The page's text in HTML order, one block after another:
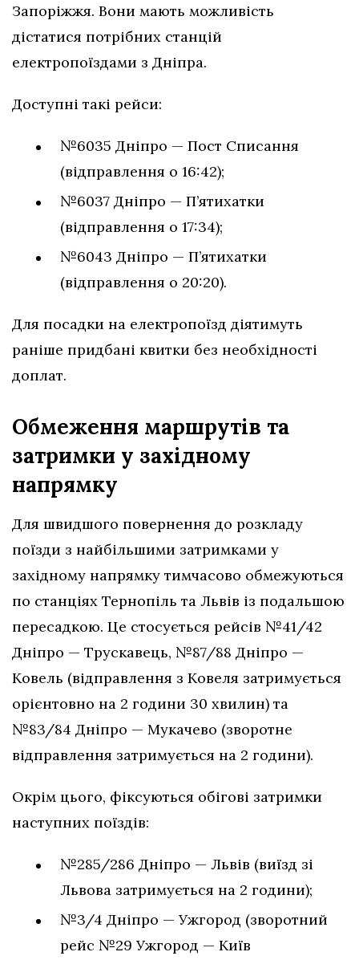
Запоріжжя. Вони мають можливість
дістатися потрібних станцій
електропоїздами з Дніпра.
Доступні такі рейси:
№6035 Дніпро — Пост Списання
(відправлення о 16:42);
№6037 Дніпро — П’ятихатки
(відправлення о 17:34);
№6043 Дніпро — П’ятихатки
(відправлення о 20:20).
Для посадки на електропоїзд діятимуть
раніше придбані квитки без необхідності
доплат.
Обмеження маршрутів та
затримки у західному
напрямку
Для швидшого повернення до розкладу
поїзди з найбільшими затримками у
західному напрямку тимчасово обмежуються
по станціях Тернопіль та Львів із подальшою
пересадкою. Це стосується рейсів №41/42
Дніпро — Трускавець, №87/88 Дніпро —
Ковель (відправлення з Ковеля затримується
орієнтовно на 2 години 30 хвилин) та
№83/84 Дніпро — Мукачево (зворотне
відправлення затримується на 2 години).
Окрім цього, фіксуються обігові затримки
наступних поїздів:
№285/286 Дніпро — Львів (виїзд зі
Львова затримується на 2 години);
№3/4 Дніпро — Ужгород (зворотний
рейс №29 Ужгород — Київ